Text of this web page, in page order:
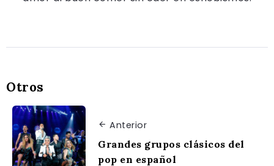
Otros
Anterior
Grandes grupos clásicos del
pop en español